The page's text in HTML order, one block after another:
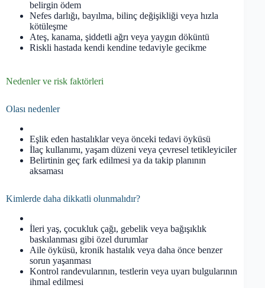
belirgin ödem
Nefes darlığı, bayılma, bilinç değişikliği veya hızla
kötüleşme
Ateş, kanama, şiddetli ağrı veya yaygın döküntü
Riskli hastada kendi kendine tedaviyle gecikme
Nedenler ve risk faktörleri
Olası nedenler
Eşlik eden hastalıklar veya önceki tedavi öyküsü
İlaç kullanımı, yaşam düzeni veya çevresel tetikleyiciler
Belirtinin geç fark edilmesi ya da takip planının
aksaması
Kimlerde daha dikkatli olunmalıdır?
İleri yaş, çocukluk çağı, gebelik veya bağışıklık
baskılanması gibi özel durumlar
Aile öyküsü, kronik hastalık veya daha önce benzer
sorun yaşanması
Kontrol randevularının, testlerin veya uyarı bulgularının
ihmal edilmesi